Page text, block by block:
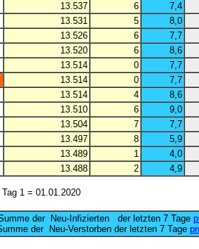
13.537 6
7,4
13.531 5
8,0
13.526 6
7,7
13.520 6
8,6
13.514 0
7,7
13.514 0
7,7
13.514 4
8,6
13.510 6
9,0
13.504 7
7,7
13.497 8
5,9
13.489 1
4,0
13.488 2 4,9
1 = 01.01.2020
der Neu-Infizierten der letzten 7 Tage
der Neu-Verstorben der letzten 7 Tage